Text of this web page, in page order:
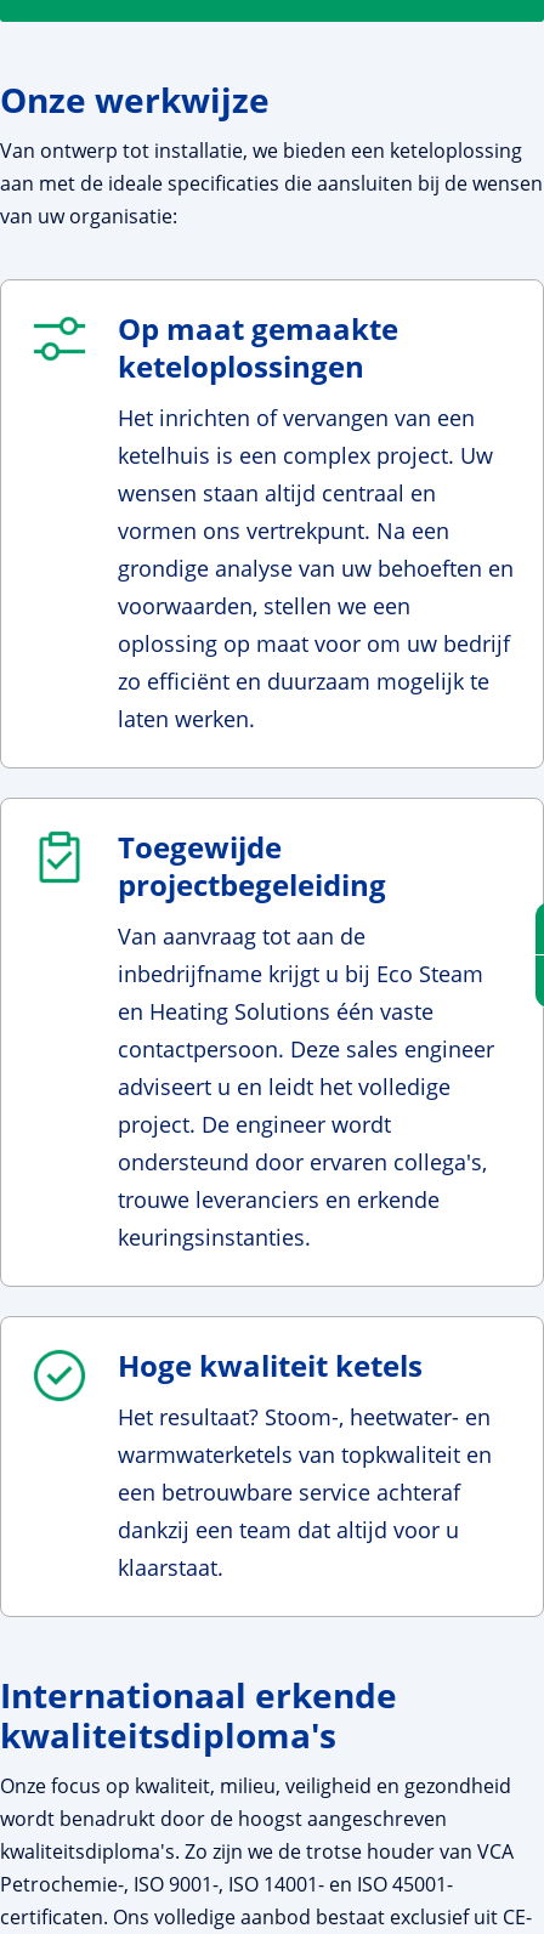
Onze werkwijze
Van ontwerp tot installatie, we bieden een keteloplossing
aan met de ideale specificaties die aansluiten bij de wensen
van uw organisatie:
Op maat gemaakte
keteloplossingen
Het inrichten of vervangen van een
ketelhuis is een complex project. Uw
wensen staan altijd centraal en
vormen ons vertrekpunt. Na een
grondige analyse van uw behoeften en
voorwaarden, stellen we een
oplossing op maat voor om uw bedrijf
zo efficiënt en duurzaam mogelijk te
laten werken.
Toegewijde
projectbegeleiding
Van aanvraag tot aan de
inbedrijfname krijgt u bij Eco Steam
en Heating Solutions één vaste
contactpersoon. Deze sales engineer
adviseert u en leidt het volledige
project. De engineer wordt
ondersteund door ervaren collega's,
trouwe leveranciers en erkende
keuringsinstanties.
Hoge kwaliteit ketels
Het resultaat? Stoom-, heetwater- en
warmwaterketels van topkwaliteit en
een betrouwbare service achteraf
dankzij een team dat altijd voor u
klaarstaat.
Internationaal erkende
kwaliteitsdiploma's
Onze focus op kwaliteit, milieu, veiligheid en gezondheid
wordt benadrukt door de hoogst aangeschreven
kwaliteitsdiploma's. Zo zijn we de trotse houder van VCA
Petrochemie-, ISO 9001-, ISO 14001- en ISO 45001-
certificaten. Ons volledige aanbod bestaat exclusief uit CE-